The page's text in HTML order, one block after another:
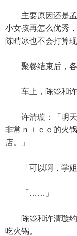
主要原因还是孟
小女孩再怎么优秀，
陈晴冰也不会打算
聚餐结束后，各
车上，陈箜和许
许清璇：「明天
非常ｎｉｃｅ的火锅
店。」
「可以啊，学姐
「……」
陈箜和许清璇约
吃火锅。